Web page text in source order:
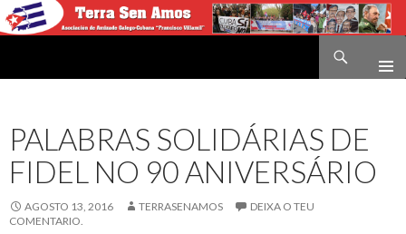
PALABRAS SOLIDÁRIAS DE
FIDEL NO 90 ANIVERSÁRIO
AGOSTO 13, 2016 TERRASENAMOS
DEIXA O TEU
COMENTARIO.